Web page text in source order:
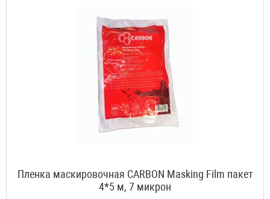
Пленка маскировочная CARBON Masking Film пакет
4*5 м, 7 микрон